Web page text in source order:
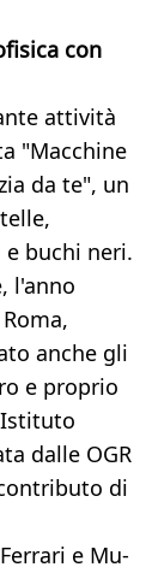
con
attività
"Macchine
da te", un
buchi neri.
l'anno
anche gli
e proprio
dalle OGR
di
e Mu-